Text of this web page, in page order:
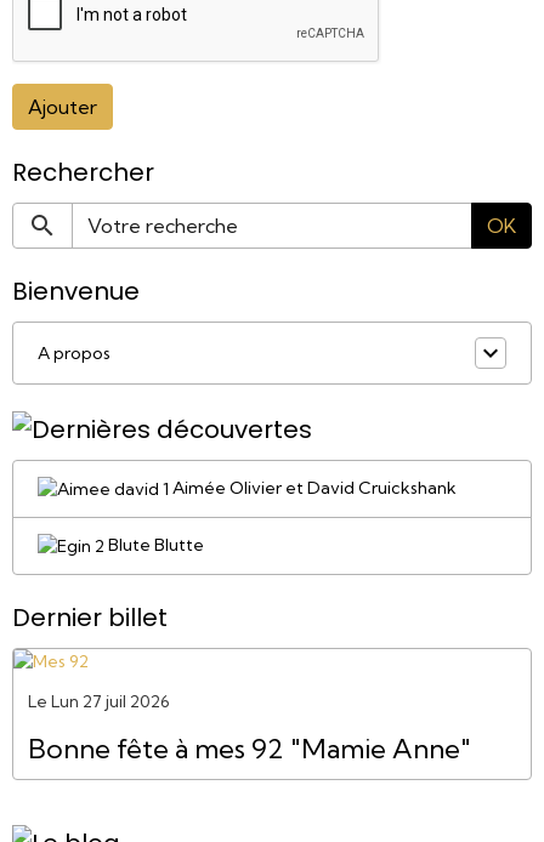
Ajouter
Rechercher
OK
Bienvenue
A propos
Aimée Olivier et David Cruickshank
Blute Blutte
Dernier billet
Le Lun 27 juil 2026
Bonne fête à mes 92 "Mamie Anne"